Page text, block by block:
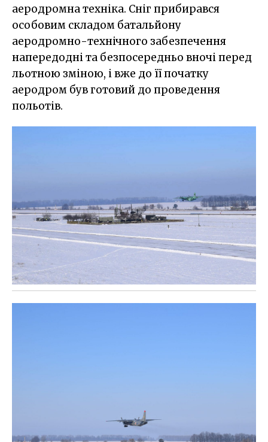
аеродромна техніка. Сніг прибирався
особовим складом батальйону
аеродромно-технічного забезпечення
напередодні та безпосередньо вночі перед
льотною зміною, і вже до її початку
аеродром був готовий до проведення
польотів.